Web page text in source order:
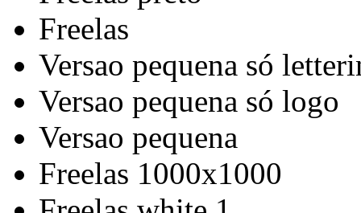
Freelas
Versao pequena só
Versao pequena só logo
Versao pequena
Freelas 1000x1000